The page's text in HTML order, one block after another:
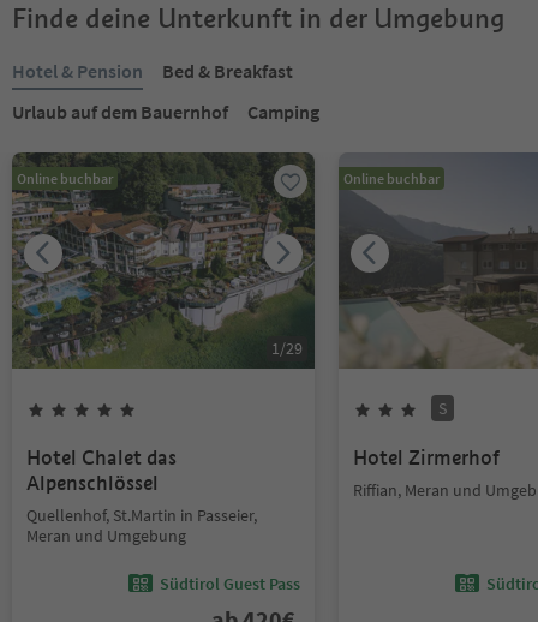
Finde deine Unterkunft in der Umgebung
Hotel & Pension
Bed & Breakfast
Urlaub auf dem Bauernhof
Camping
Online buchbar
1/29
Hotel Chalet das
Alpenschlössel
Quellenhof, St.Martin in Passeier,
Meran und Umgebung
Südtirol Guest Pass
Online buchbar
S
Hotel Zirmerhof
Riffian, Meran und